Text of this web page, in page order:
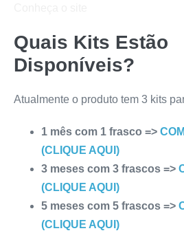
Quais Kits Estão
Disponíveis?
Atualmente o produto tem 3 kits
1 mês com 1 frasco =>
(CLIQUE AQUI)
3 meses com 3 frascos =>
(CLIQUE AQUI)
5 meses com 5 frascos =>
(CLIQUE AQUI)